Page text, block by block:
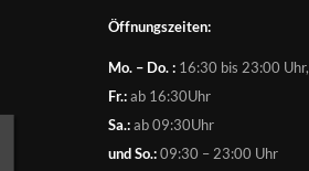
Öffnungszeiten:
Mo. – Do. : 16:30 bis 23:00 Uhr,
Fr.:ab 16:30Uhr
Sa.:ab 09:30Uhr
und So.:09:30 – 23:00 Uhr